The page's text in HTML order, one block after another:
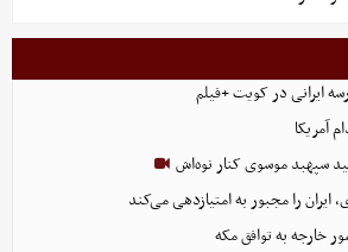
ایرانی در کویت +فیلم
آمریکا
سپهبد موسوی کنار نوه‌اش
ایران را مجبور به امتیازدهی می‌کند
خارجه به توافق مکه